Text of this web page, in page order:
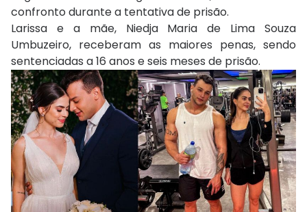
confronto durante a tentativa de prisão.
Larissa e a mãe, Niedja Maria de Lima Souza
Umbuzeiro, receberam as maiores penas, sendo
sentenciadas a 16 anos e seis meses de prisão.